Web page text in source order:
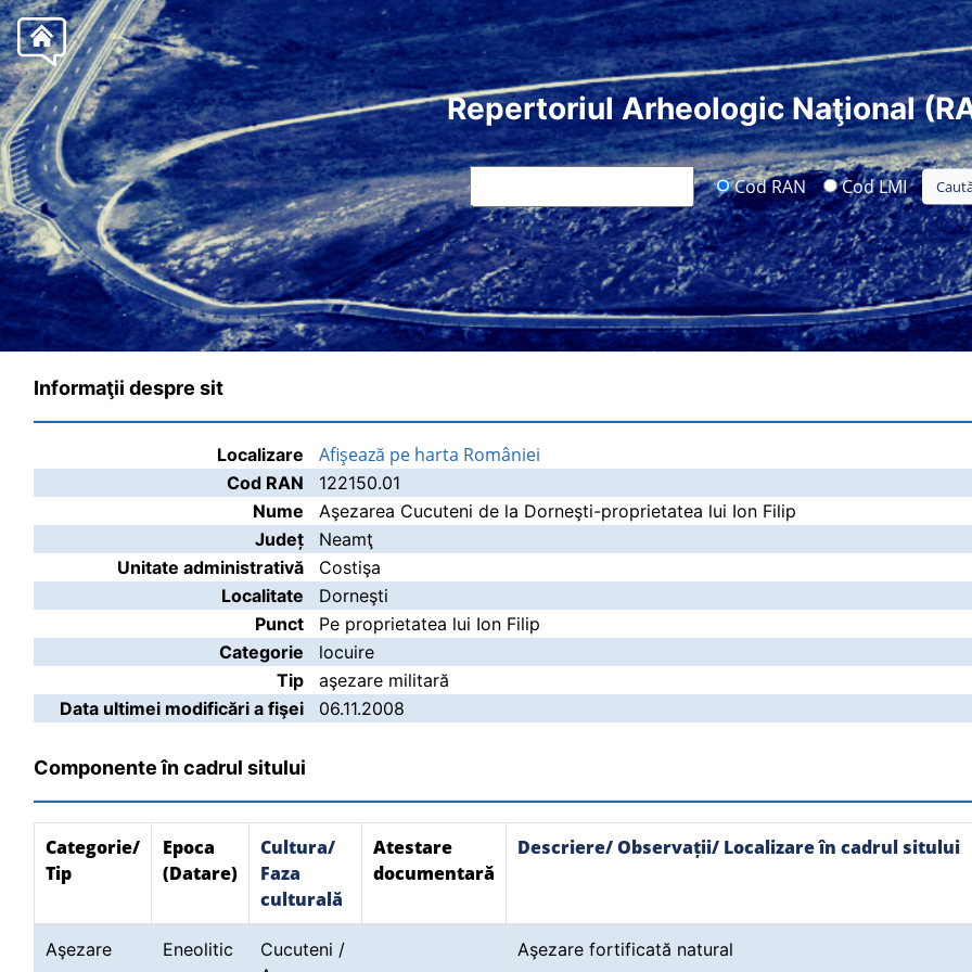
Repertoriul Arheologic Naţional
Cod RAN Cod LMI
Informaţii despre sit
Localizare Afişează pe harta României
Cod RAN
122150.01
Nume
Aşezarea Cucuteni de la Dorneşti-proprietatea lui Ion Filip
Județ
Neamţ
Unitate administrativă
Costişa
Localitate
Dorneşti
Punct
Pe proprietatea lui Ion Filip
Categorie
locuire
Tip
aşezare militară
Data ultimei modificări a fişei
06.11.2008
Componente în cadrul sitului
Categorie/
Tip
Epoca
(Datare)
Cultura/
Faza
culturală
Atestare
documentară
Descriere/ Observații/ Localizare în cadrul sitului
Aşezare Eneolitic
Cucuteni /
Aşezare fortificată natural